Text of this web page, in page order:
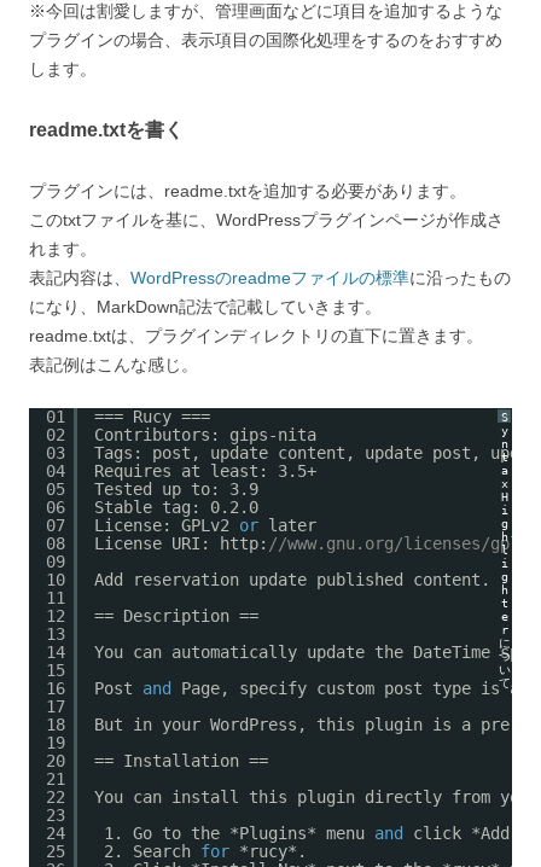
※今回は割愛しますが、管理画面などに項目を追加するような
プラグインの場合、表示項目の国際化処理をするのをおすすめ
します。
readme.txtを書く
プラグインには、readme.txtを追加する必要があります。
このtxtファイルを基に、WordPressプラグインページが作成さ
れます。
表記内容は、 WordPressのreadmeファイルの標準に沿ったもの
になり、MarkDown記法で記載していきます。
readme.txtは、プラグインディレクトリの直下に置きます。
表記例はこんな感じ。
S
y
n
t
a
x
H
i
g
h
l
i
g
h
t
e
r
に
つ
い
て
01
02
03
04
05
06
07
08
09
10
11
12
13
14
15
16
17
18
19
20
21
22
23
24
25
=== Rucy ===
Contributors: gips-nita
Tags: post, update content, update post,
Requires at least: 3.5+
Tested up to: 3.9
Stable tag: 0.2.0
License: GPLv2 or later
License URI: http: //www.gnu.org/licenses/gpl-
Add reservation update published content.
== Description ==
You can automatically update the DateTime
Post and
Page, specify custom post type is
But in your WordPress, this plugin is a
== Installation ==
You can install this plugin directly from your
1. Go to the *Plugins* menu and
click *Add
2. Search for *rucy*.